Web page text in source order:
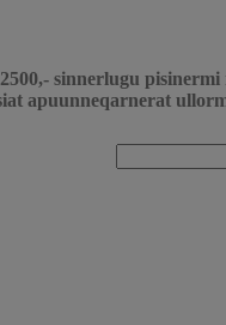
2500,- sinnerlugu
apuunneqarnerat